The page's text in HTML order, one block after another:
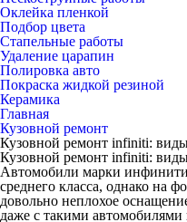
Оклейка пленкой
Подбор цвета
Стапельные работы
Удаление царапин
Полировка авто
Покраска жидкой резиной
Керамика
Главная
Кузовной ремонт
Кузовной ремонт infiniti:
Кузовной ремонт infiniti:
Автомобили марки инфинити
среднего класса, однако на
довольно неплохое
даже с такими